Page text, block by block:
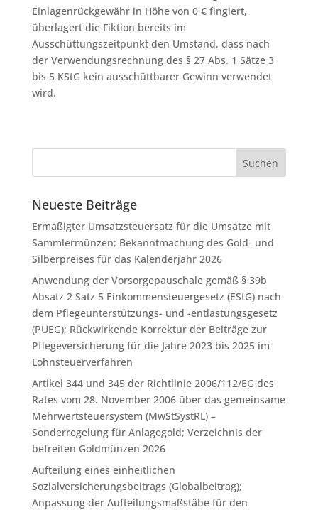
Einlagenrückgewähr in Höhe von 0 € fingiert,
überlagert die Fiktion bereits im
Ausschüttungszeitpunkt den Umstand, dass nach
der Verwendungsrechnung des § 27 Abs. 1 Sätze 3
bis 5 KStG kein ausschüttbarer Gewinn verwendet
wird.
Neueste Beiträge
Ermäßigter Umsatzsteuersatz für die Umsätze mit
Sammlermünzen; Bekanntmachung des Gold- und
Silberpreises für das Kalenderjahr 2026
Anwendung der Vorsorgepauschale gemäß § 39b
Absatz 2 Satz 5 Einkommensteuergesetz (EStG) nach
dem Pflegeunterstützungs- und -entlastungsgesetz
(PUEG); Rückwirkende Korrektur der Beiträge zur
Pflegeversicherung für die Jahre 2023 bis 2025 im
Lohnsteuerverfahren
Artikel 344 und 345 der Richtlinie 2006/112/EG des
Rates vom 28. November 2006 über das gemeinsame
Mehrwertsteuersystem (MwStSystRL) –
Sonderregelung für Anlagegold; Verzeichnis der
befreiten Goldmünzen 2026
Aufteilung eines einheitlichen
Sozialversicherungsbeitrags (Globalbeitrag);
Anpassung der Aufteilungsmaßstäbe für den